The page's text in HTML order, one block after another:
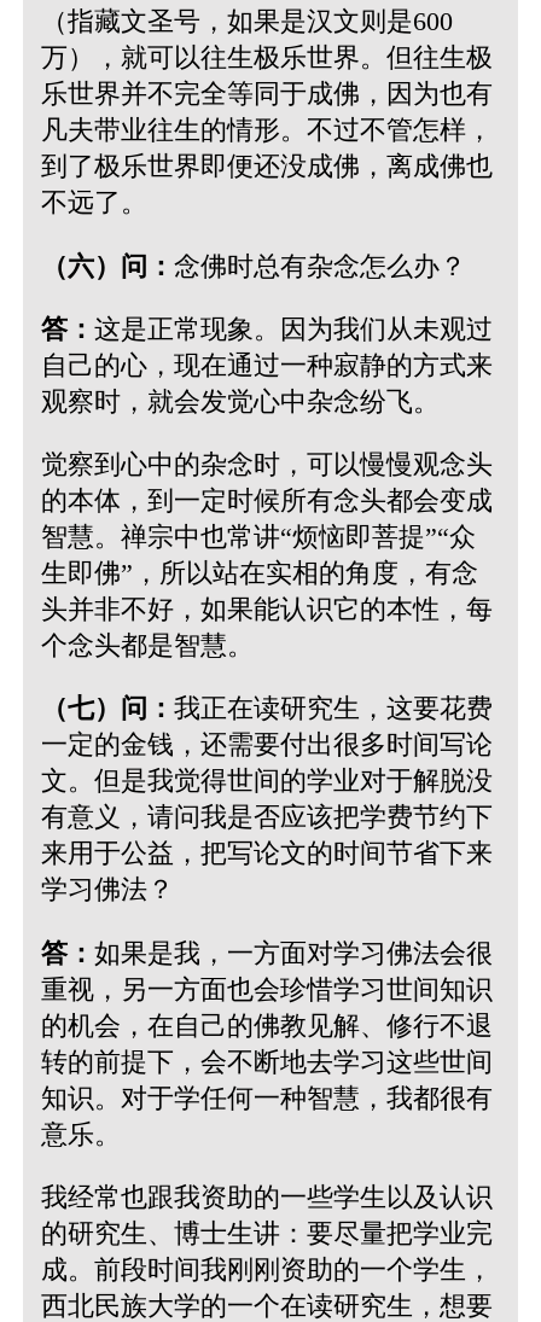
（指藏文圣号，如果是汉文则是600
万），就可以往生极乐世界。但往生极
乐世界并不完全等同于成佛，因为也有
凡夫带业往生的情形。不过不管怎样，
到了极乐世界即便还没成佛，离成佛也
不远了。
（六）问： 念佛时总有杂念怎么办？
答： 这是正常现象。因为我们从未观过
自己的心，现在通过一种寂静的方式来
观察时，就会发觉心中杂念纷飞。
觉察到心中的杂念时，可以慢慢观念头
的本体，到一定时候所有念头都会变成
智慧。禅宗中也常讲“烦恼即菩提”“众
生即佛”，所以站在实相的角度，有念
头并非不好，如果能认识它的本性，每
个念头都是智慧。
（七）问： 我正在读研究生，这要花费
一定的金钱，还需要付出很多时间写论
文。但是我觉得世间的学业对于解脱没
有意义，请问我是否应该把学费节约下
来用于公益，把写论文的时间节省下来
学习佛法？
答： 如果是我，一方面对学习佛法会很
重视，另一方面也会珍惜学习世间知识
的机会，在自己的佛教见解、修行不退
转的前提下，会不断地去学习这些世间
知识。对于学任何一种智慧，我都很有
意乐。
我经常也跟我资助的一些学生以及认识
的研究生、博士生讲：要尽量把学业完
成。前段时间我刚刚资助的一个学生，
西北民族大学的一个在读研究生，想要